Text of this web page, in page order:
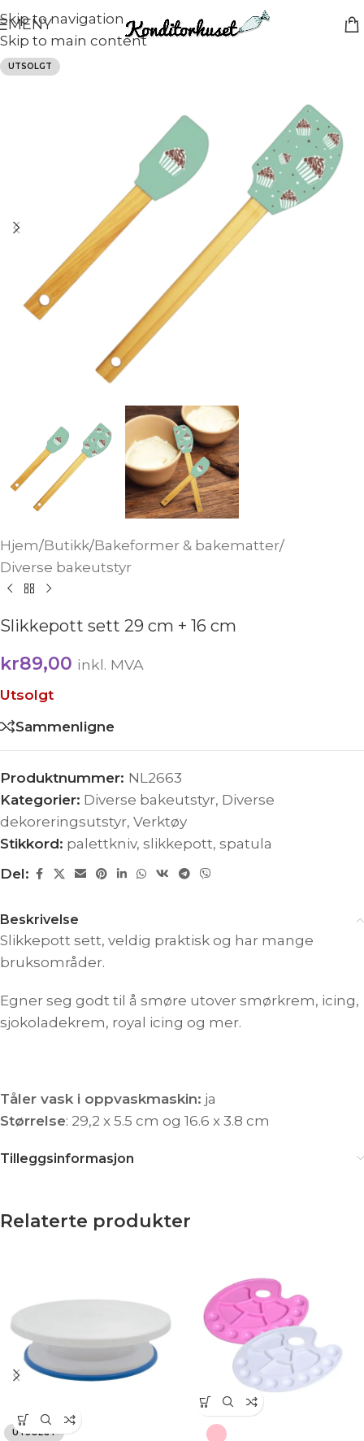
Skip to navigation
Skip to main content
MENY
UTSOLGT
Hjem/Butikk/Bakeformer & bakematter/
Diverse bakeutstyr
Slikkepott sett 29 cm + 16 cm
kr89,00 inkl. MVA
Utsolgt
Sammenligne
Produktnummer: NL2663
Kategorier: Diverse bakeutstyr, Diverse
dekoreringsutstyr, Verktøy
Stikkord: palettkniv, slikkepott, spatula
Del:
Beskrivelse
Slikkepott sett, veldig praktisk og har mange
bruksområder.
Egner seg godt til å smøre utover smørkrem, icing,
sjokoladekrem, royal icing og mer.
Tåler vask i oppvaskmaskin: ja
Størrelse: 29,2 x 5.5 cm og 16.6 x 3.8 cm
Tilleggsinformasjon
Relaterte produkter
UTSOLGT